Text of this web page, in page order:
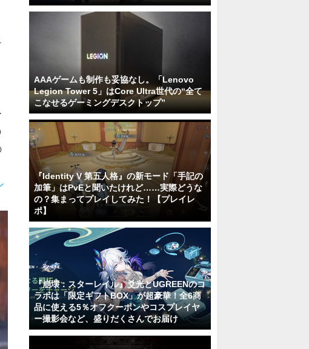
AAAゲームも制作も妥協なし。「Lenovo
Legion Tower 5」はCore Ultra世代の“全て
こなせるゲーミングデスクトップ”
『Identity V 第五人格』の新モード「手記の
加筆」はPvEと聞いたけれど……実際どうな
の？集まってプレイしてみた！【プレイレ
ポ】
『崩壊：スターレイル』爻光とUGREENのコ
ラボは「限定ギフトBOX」が超豪華！全6商
品に使える5％オフクーポンやコスプレイヤ
ー撮影会など、盛りだくさんでお届け